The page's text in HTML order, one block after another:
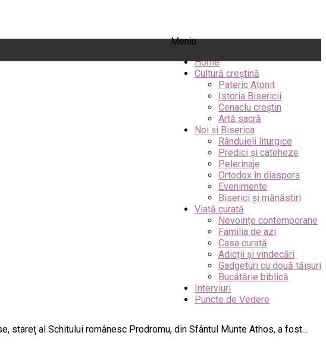
Meniu
Home
Cultură creștină
Pateric Atonit
Istoria Bisericii
Cenaclu creștin
Artă sacră
Noi și Biserica
Rânduieli liturgice
Predici și cateheze
Pelerinaje
Ortodox în diaspora
Evenimente
Biserici și mănăstiri
Viață curată
Nevoințe contemporane
Familia de azi
Casa curată
Adicții și vindecări
Gadgeturi cu două tăișuri
Bucătărie biblică
Interviuri
Puncte de Vedere
stareț al Schitului românesc Prodromu, din Sfântul Munte Athos, a fost...